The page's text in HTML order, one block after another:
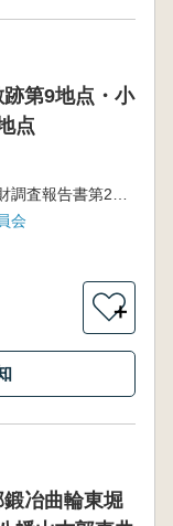
第9地点・小
点
会
＋
冶曲輪東堀